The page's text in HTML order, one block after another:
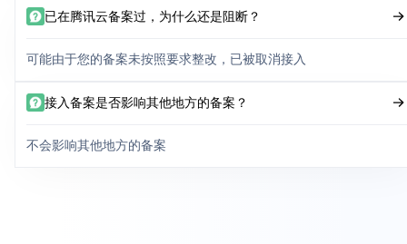
已在腾讯云备案过，为什么还是阻断？
可能由于您的备案未按照要求整改，已被取消接入
接入备案是否影响其他地方的备案？
不会影响其他地方的备案